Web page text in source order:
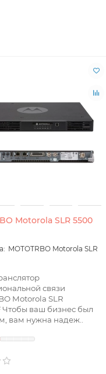
Motorola SLR 5500
MOTOTRBO Motorola SLR
связи
Motorola SLR
Чтобы ваш бизнес был
вам нужна надеж..